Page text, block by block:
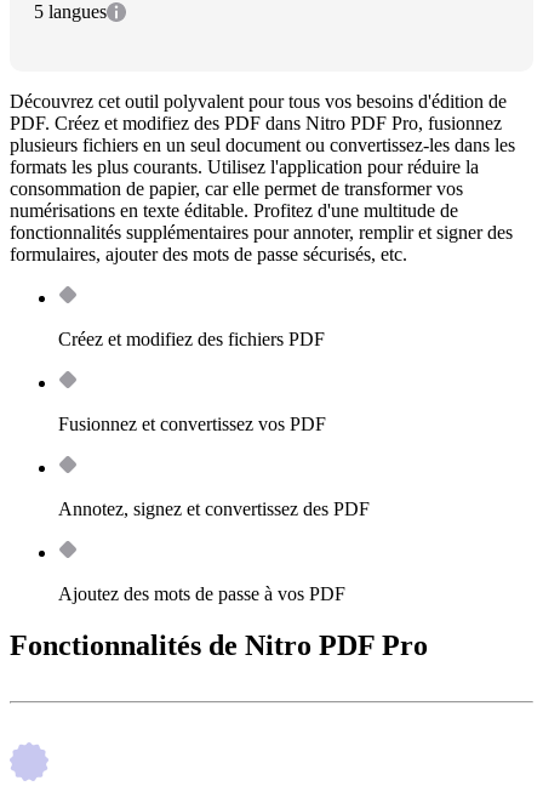
5 langues
Découvrez cet outil polyvalent pour tous vos besoins d'édition de
PDF. Créez et modifiez des PDF dans Nitro PDF Pro, fusionnez
plusieurs fichiers en un seul document ou convertissez-les dans les
formats les plus courants. Utilisez l'application pour réduire la
consommation de papier, car elle permet de transformer vos
numérisations en texte éditable. Profitez d'une multitude de
fonctionnalités supplémentaires pour annoter, remplir et signer des
formulaires, ajouter des mots de passe sécurisés, etc.
Créez et modifiez des fichiers PDF
Fusionnez et convertissez vos PDF
Annotez, signez et convertissez des PDF
Ajoutez des mots de passe à vos PDF
Fonctionnalités de Nitro PDF Pro